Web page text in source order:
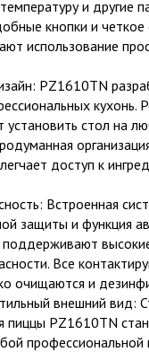
и другие
кнопки и
использование
PZ1610TN
кухонь.
установить стол на
доступ к
Встроенная
защиты и функция
Все
очищаются и
внешний вид:
пиццы PZ1610TN
профессиональной